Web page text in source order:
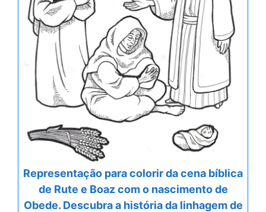
Representação para colorir da cena bíblica
de Rute e Boaz com o nascimento de
Obede. Descubra a história da linhagem de